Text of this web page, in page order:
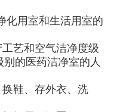
化用室和生活用室的
艺和空气洁净度级
的医药洁净室的人
鞋、存外衣、洗